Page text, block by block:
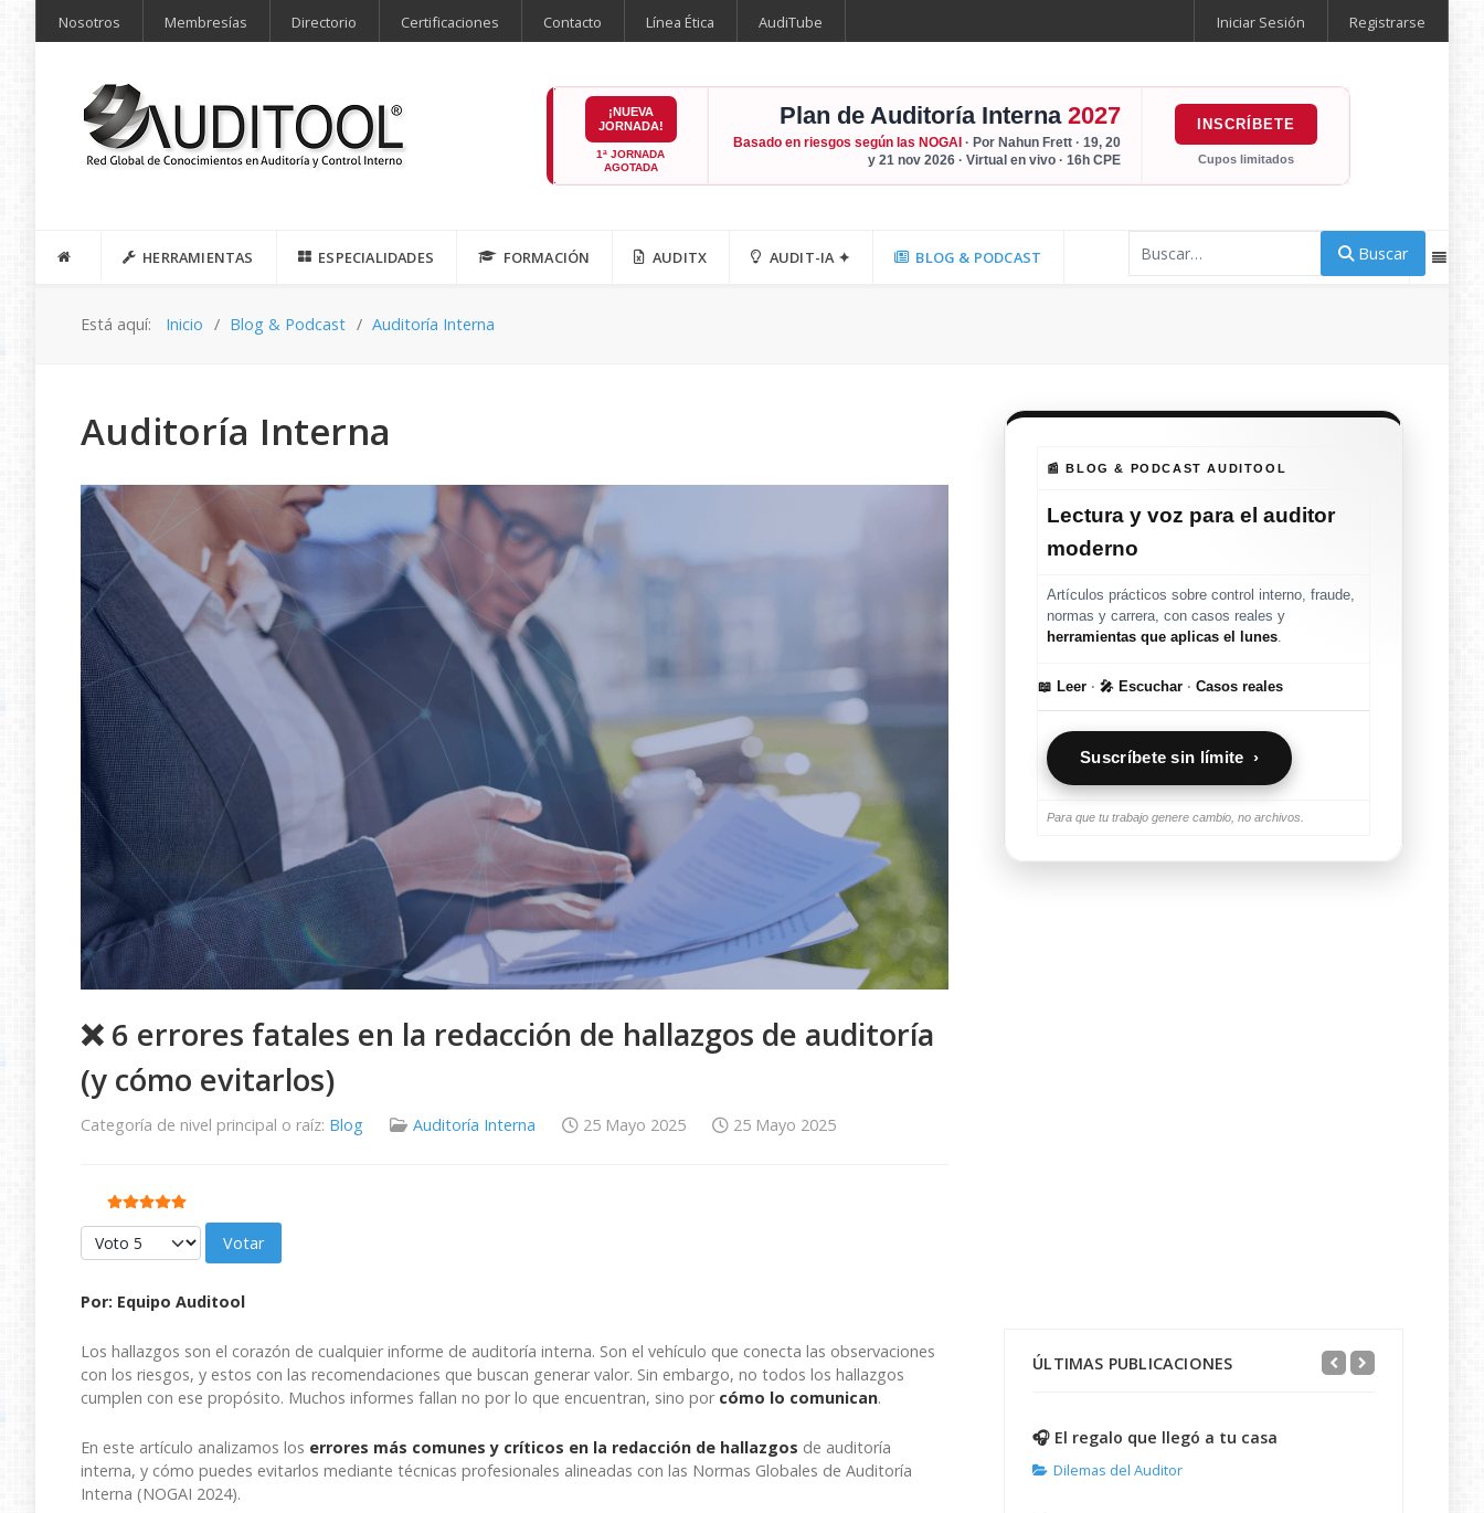
Nosotros Membresías Directorio Certificaciones Contacto Línea Ética AudiTube Iniciar Sesión Registrarse
¡NUEVA
JORNADA!
1ª JORNADA
AGOTADA
Plan de Auditoría Interna2027
Basado en riesgos según las NOGAI · Por Nahun Frett · 19, 20
y 21 nov 2026 · Virtual en vivo · 16h CPE
INSCRÍBETE
Cupos limitados
HERRAMIENTAS ESPECIALIDADES FORMACIÓN AUDITX AUDIT-IA ✦ BLOG & PODCAST Buscar
Está aquí: Inicio Blog & Podcast Auditoría Interna
Auditoría Interna
❌ 6 errores fatales en la redacción de hallazgos de auditoría
(y cómo evitarlos)
Categoría de nivel principal o raíz: Blog Auditoría Interna 25 Mayo 2025 25 Mayo 2025
Ratio:5/5
Por favor, vote
Por: Equipo Auditool
Los hallazgos son el corazón de cualquier informe de auditoría interna. Son el vehículo que conecta las observaciones
con los riesgos, y estos con las recomendaciones que buscan generar valor. Sin embargo, no todos los hallazgos
cumplen con ese propósito. Muchos informes fallan no por lo que encuentran, sino por cómo lo comunican.
En este artículo analizamos los errores más comunes y críticos en la redacción de hallazgos de auditoría
interna, y cómo puedes evitarlos mediante técnicas profesionales alineadas con las Normas Globales de Auditoría
Interna (NOGAI 2024).
📰 BLOG & PODCAST AUDITOOL
Lectura y voz para el auditor
moderno
Artículos prácticos sobre control interno, fraude,
normas y carrera, con casos reales y
herramientas que aplicas el lunes
📖 Leer · 🎤 Escuchar · Casos reales
Suscríbete sin límite ›
Para que tu trabajo genere cambio, no archivos.
ÚLTIMAS PUBLICACIONES
🎧 El regalo que llegó a tu casa
Dilemas del Auditor